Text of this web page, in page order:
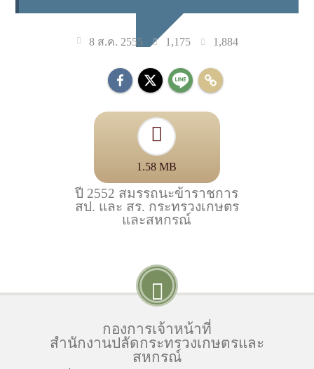
8 ส.ค. 2555 1,175 1,884
1.58 MB
ปี 2552 สมรรถนะข้าราชการ
สป. และ สร. กระทรวงเกษตร
และสหกรณ์
กองการเจ้าหน้าที่
สำนักงานปลัดกระทรวงเกษตรและ
สหกรณ์